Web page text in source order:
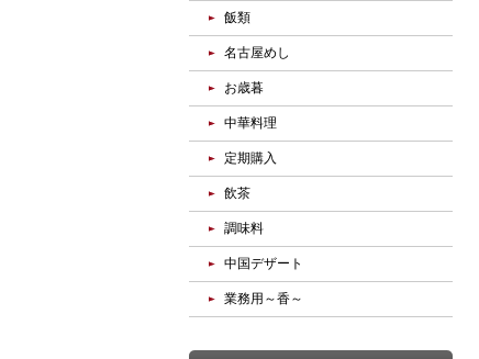
飯類
名古屋めし
お歳暮
中華料理
定期購入
飲茶
調味料
中国デザート
業務用～香～